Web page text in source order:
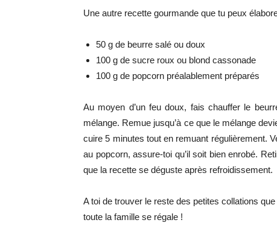
Une autre recette gourmande que tu peux
50 g de beurre salé ou doux
100 g de sucre roux ou blond cassonade
100 g de popcorn préalablement préparés
Au moyen d’un feu doux, fais chauffer le
mélange. Remue jusqu’à ce que le mélange
cuire 5 minutes tout en remuant régulièrement.
au popcorn, assure-toi qu’il soit bien enrobé.
que la recette se déguste après refroidissement.
A toi de trouver le reste des petites collations
toute la famille se régale !